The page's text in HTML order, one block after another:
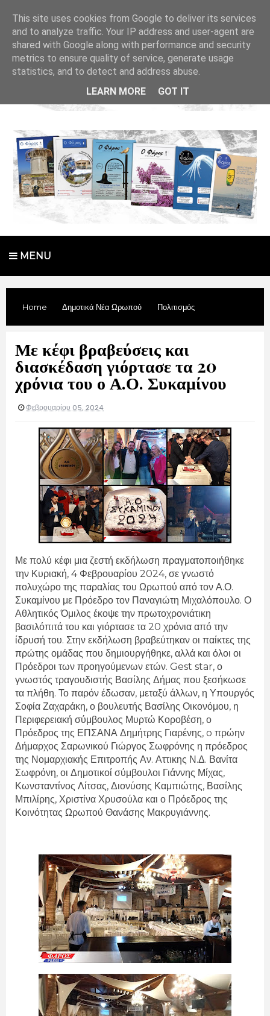
MENU
Home Δημοτικά Νέα Ωρωπού Πολιτισμός
Με κέφι βραβεύσεις και
διασκέδαση γιόρτασε τα 20
χρόνια του ο Α.Ο. Συκαμίνου
Φεβρουαρίου 05, 2024
Με πολύ κέφι μια ζεστή εκδήλωση πραγματοποιήθηκε
την Κυριακή, 4 Φεβρουαρίου 2024, σε γνωστό
πολυχώρο της παραλίας του Ωρωπού από τον Α.Ο.
Συκαμίνου με Πρόεδρο τον Παναγιώτη Μιχαλόπουλο. Ο
Αθλητικός Όμιλος έκοψε την πρωτοχρονιάτικη
βασιλόπιτά του και γιόρτασε τα 20 χρόνια από την
ίδρυσή του. Στην εκδήλωση βραβεύτηκαν οι παίκτες της
πρώτης ομάδας που δημιουργήθηκε, αλλά και όλοι οι
Πρόεδροι των προηγούμενων ετών. Gest star, ο
γνωστός τραγουδιστής Βασίλης Δήμας που ξεσήκωσε
τα πλήθη. Το παρόν έδωσαν, μεταξύ άλλων, η Υπουργός
Σοφία Ζαχαράκη, ο βουλευτής Βασίλης Οικονόμου, η
Περιφερειακή σύμβουλος Μυρτώ Κοροβέση, ο
Πρόεδρος της ΕΠΣΑΝΑ Δημήτρης Γιαρένης, o πρώην
Δήμαρχος Σαρωνικού Γιώργος Σωφρόνης η πρόεδρος
της Νομαρχιακής Επιτροπής Αν. Αττικης Ν.Δ. Βανίτα
Σωφρόνη, οι Δημοτικοί σύμβουλοι Γιάννης Μίχας,
Κωνσταντίνος Λίτσας, Διονύσης Καμπιώτης, Βασίλης
Μπιλίρης, Χριστίνα Χρυσούλα και ο Πρόεδρος της
Κοινότητας Ωρωπού Θανάσης Μακρυγιάννης.
This site uses cookies from Google to deliver its services
and to analyze traffic. Your IP address and user-agent are
shared with Google along with performance and security
metrics to ensure quality of service, generate usage
statistics, and to detect and address abuse.
LEARN MORE
GOT IT